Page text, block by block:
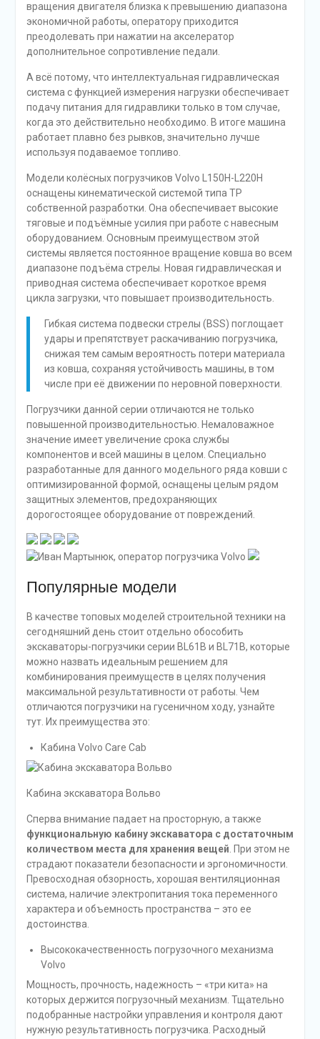
вращения двигателя близка к превышению диапазона
экономичной работы, оператору приходится
преодолевать при нажатии на акселератор
дополнительное сопротивление педали.
А всё потому, что интеллектуальная гидравлическая
система с функцией измерения нагрузки обеспечивает
подачу питания для гидравлики только в том случае,
когда это действительно необходимо. В итоге машина
работает плавно без рывков, значительно лучше
используя подаваемое топливо.
Модели колёсных погрузчиков Volvo L150H-L220H
оснащены кинематической системой типа TP
собственной разработки. Она обеспечивает высокие
тяговые и подъёмные усилия при работе с навесным
оборудованием. Основным преимуществом этой
системы является постоянное вращение ковша во всем
диапазоне подъёма стрелы. Новая гидравлическая и
приводная система обеспечивает короткое время
цикла загрузки, что повышает производительность.
Гибкая система подвески стрелы (BSS) поглощает
удары и препятствует раскачиванию погрузчика,
снижая тем самым вероятность потери материала
из ковша, сохраняя устойчивость машины, в том
числе при её движении по неровной поверхности.
Погрузчики данной серии отличаются не только
повышенной производительностью. Немаловажное
значение имеет увеличение срока службы
компонентов и всей машины в целом. Специально
разработанные для данного модельного ряда ковши с
оптимизированной формой, оснащены целым рядом
защитных элементов, предохраняющих
дорогостоящее оборудование от повреждений.
Популярные модели
В качестве топовых моделей строительной техники на
сегодняшний день стоит отдельно обособить
экскаваторы-погрузчики серии BL61B и BL71B, которые
можно назвать идеальным решением для
комбинирования преимуществ в целях получения
максимальной результативности от работы. Чем
отличаются погрузчики на гусеничном ходу, узнайте
тут. Их преимущества это:
Кабина Volvo Care Cab
Кабина экскаватора Вольво
Сперва внимание падает на просторную, а также
функциональную кабину экскаватора с достаточным
количеством места для хранения вещей. При этом не
страдают показатели безопасности и эргономичности.
Превосходная обзорность, хорошая вентиляционная
система, наличие электропитания тока переменного
характера и объемность пространства – это ее
достоинства.
Высококачественность погрузочного механизма
Volvo
Мощность, прочность, надежность – «три кита» на
которых держится погрузочный механизм. Тщательно
подобранные настройки управления и контроля дают
нужную результативность погрузчика. Расходный